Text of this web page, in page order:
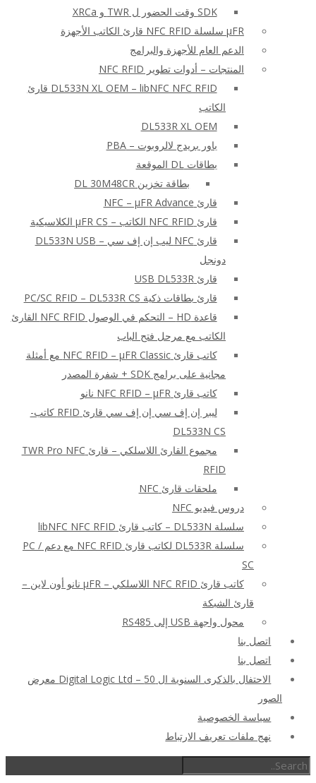
SDK وقت الحضور ل TWR و XRCa
μFR سلسلة NFC RFID قارئ الكاتب الأجهزة
الدعم العام للأجهزة والبرامج
المنتجات – أدوات تطوير NFC RFID
DL533N XL OEM – libNFC NFC RFID قارئ
الكاتب
DL533R XL OEM
باور بريدج لالروبوت – PBA
بطاقات DL الموقعة
بطاقة تخزين DL 30M48CR
قارئ NFC – μFR Advance
قارئ NFC RFID الكاتب – μFR CS الكلاسيكية
قارئ NFC ليب إن إف سي – DL533N USB
دونجل
قارئ USB DL533R
قارئ بطاقات ذكية PC/SC RFID – DL533R CS
قاعدة HD – التحكم في الوصول NFC RFID القارئ
الكاتب مع مرحل فتح الباب
كاتب قارئ NFC RFID – μFR Classic مع أمثلة
مجانية على برامج SDK + شفرة المصدر
كاتب قارئ NFC RFID – μFR نانو
ليبر إن إف سي إن إف سي قارئ RFID كاتب-
DL533N CS
مجموع القارئ اللاسلكي – قارئ TWR Pro NFC
RFID
ملحقات قارئ NFC
دروس فيديو NFC
سلسلة DL533N – كاتب قارئ libNFC NFC RFID
سلسلة DL533R لكاتب قارئ NFC RFID مع دعم PC /
SC
كاتب قارئ NFC RFID اللاسلكي – μFR نانو أون لاين –
قارئ الشبكة
محول واجهة USB إلى RS485
اتصل بنا
اتصل بنا
الاحتفال بالذكرى السنوية ال 50 – Digital Logic Ltd معرض
الصور
سياسة الخصوصية
نهج ملفات تعريف الارتباط